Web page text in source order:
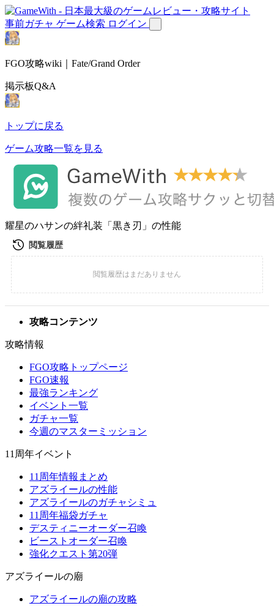
事前ガチャ ゲーム検索 ログイン
FGO攻略wiki｜Fate/Grand Order
掲示板Q&A
トップに戻る
ゲーム攻略一覧を見る
耀星のハサンの絆礼装「黒き刃」の性能
攻略コンテンツ
攻略情報
FGO攻略トップページ
FGO速報
最強ランキング
イベント一覧
ガチャ一覧
今週のマスターミッション
11周年イベント
11周年情報まとめ
アズライールの性能
アズライールのガチャシミュ
11周年福袋ガチャ
デスティニーオーダー召喚
ビーストオーダー召喚
強化クエスト第20弾
アズライールの廟
アズライールの廟の攻略